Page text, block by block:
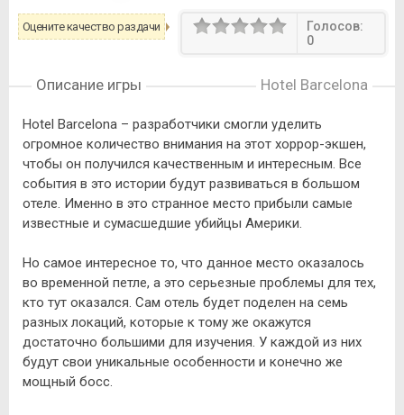
Оцените качество раздачи
Голосов:
0
Описание игры Hotel Barcelona
Hotel Barcelona – разработчики смогли уделить
огромное количество внимания на этот хоррор-экшен,
чтобы он получился качественным и интересным. Все
события в это истории будут развиваться в большом
отеле. Именно в это странное место прибыли самые
известные и сумасшедшие убийцы Америки.
Но самое интересное то, что данное место оказалось
во временной петле, а это серьезные проблемы для тех,
кто тут оказался. Сам отель будет поделен на семь
разных локаций, которые к тому же окажутся
достаточно большими для изучения. У каждой из них
будут свои уникальные особенности и конечно же
мощный босс.